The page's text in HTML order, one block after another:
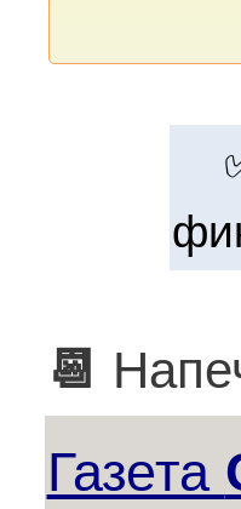
📆
Газета